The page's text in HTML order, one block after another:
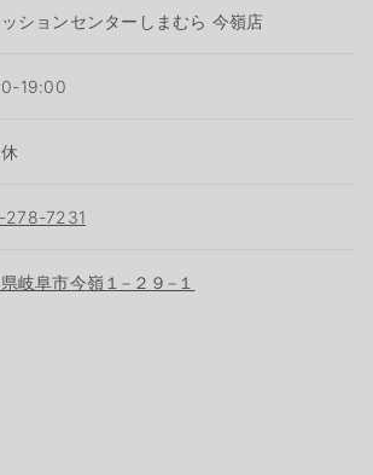
ションセンターしまむら 今嶺店
19:00
278-7231
岐阜市今嶺１−２９−１